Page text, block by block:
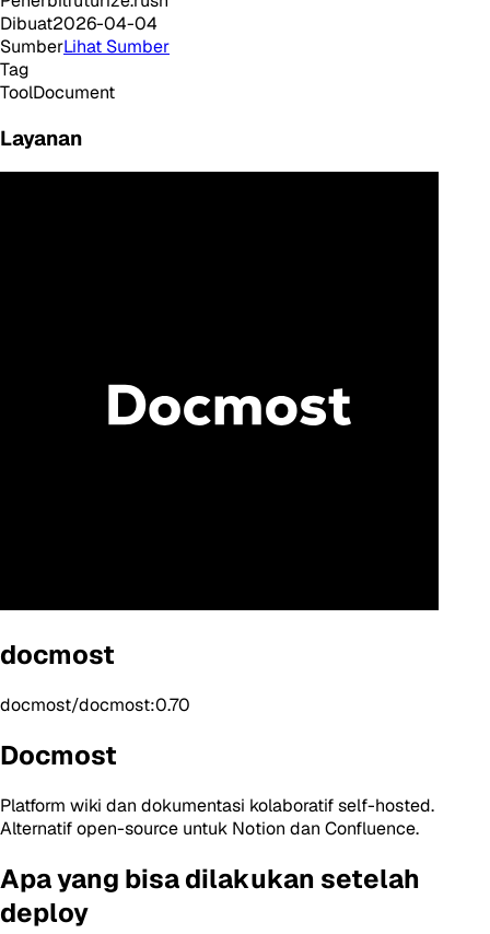
Dibuat2026-04-04
SumberLihat Sumber
Tag
ToolDocument
Layanan
docmost
docmost/docmost:0.70
Docmost
Platform wiki dan dokumentasi kolaboratif self-hosted.
Alternatif open-source untuk Notion dan Confluence.
Apa yang bisa dilakukan setelah
deploy